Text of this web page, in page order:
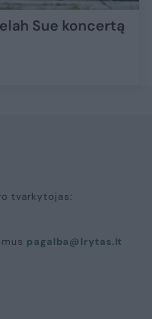
Sue koncertą
tvarkytojas:
pagalba@lrytas.lt